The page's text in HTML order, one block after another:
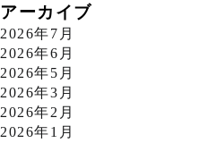
アーカイブ
2026年7月
2026年6月
2026年5月
2026年3月
2026年2月
2026年1月